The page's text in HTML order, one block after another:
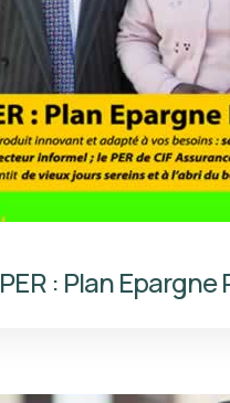
PER : Plan